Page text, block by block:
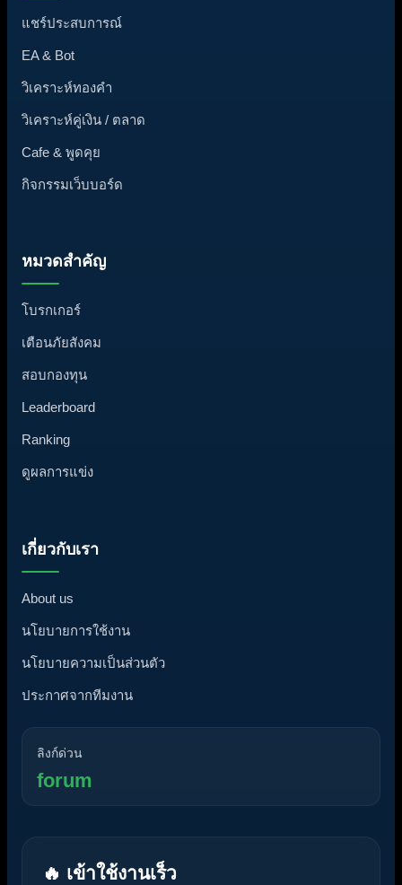
แชร์ประสบการณ์
EA & Bot
วิเคราะห์ทองคำ
วิเคราะห์คู่เงิน / ตลาด
Cafe & พูดคุย
กิจกรรมเว็บบอร์ด
หมวดสำคัญ
โบรกเกอร์
เตือนภัยสังคม
สอบกองทุน
Leaderboard
Ranking
ดูผลการแข่ง
เกี่ยวกับเรา
About us
นโยบายการใช้งาน
นโยบายความเป็นส่วนตัว
ประกาศจากทีมงาน
ลิงก์ด่วน
forum
🔥 เข้าใช้งานเร็ว